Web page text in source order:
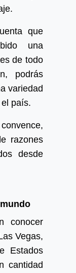
que
una
de todo
podrás
variedad
país.
razones
desde
conocer
Vegas,
Estados
cantidad